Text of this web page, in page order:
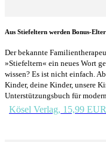
Aus Stiefeltern werden Bonus-
Der bekannte
»Stiefeltern« ein neues Wort
wissen? Es ist nicht einfach.
Kinder, deine Kinder, unsere
Unterstützungsbuch für
Kösel Verlag, 15,99 EUR